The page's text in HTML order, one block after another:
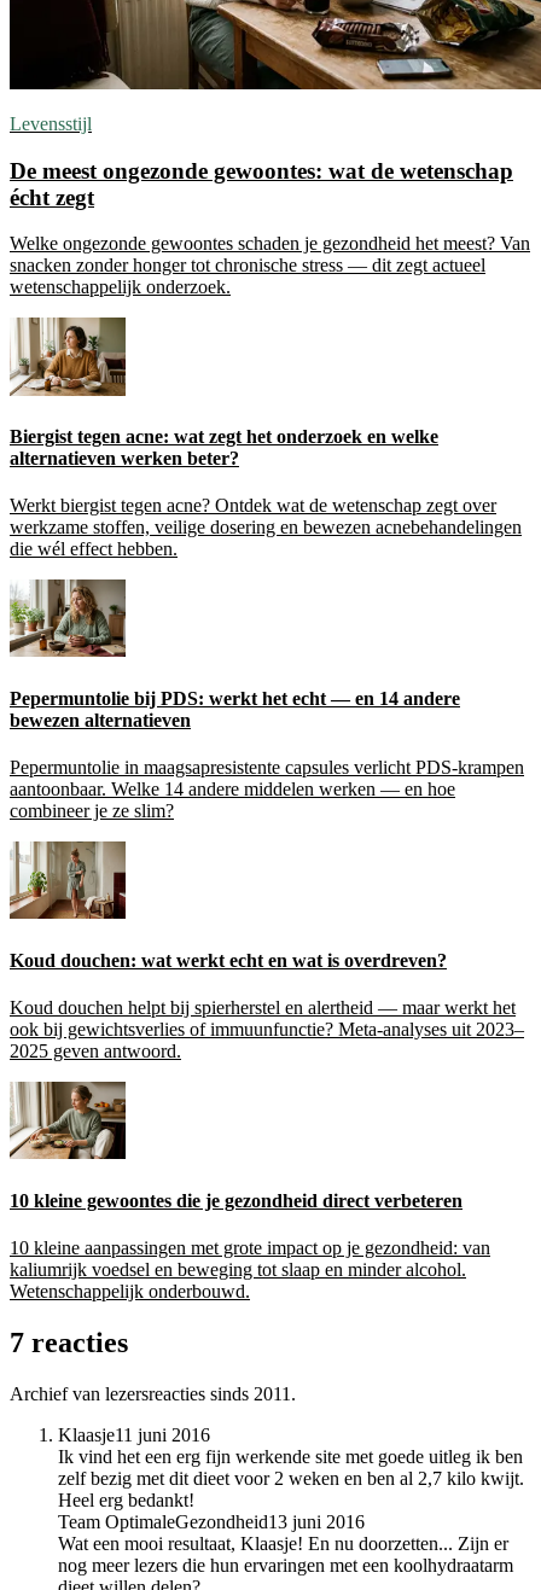
Levensstijl
De meest ongezonde gewoontes: wat de wetenschap
écht zegt
Welke ongezonde gewoontes schaden je gezondheid het meest? Van
snacken zonder honger tot chronische stress — dit zegt actueel
wetenschappelijk onderzoek.
Biergist tegen acne: wat zegt het onderzoek en welke
alternatieven werken beter?
Werkt biergist tegen acne? Ontdek wat de wetenschap zegt over
werkzame stoffen, veilige dosering en bewezen acnebehandelingen
die wél effect hebben.
Pepermuntolie bij PDS: werkt het echt — en 14 andere
bewezen alternatieven
Pepermuntolie in maagsapresistente capsules verlicht PDS-krampen
aantoonbaar. Welke 14 andere middelen werken — en hoe
combineer je ze slim?
Koud douchen: wat werkt echt en wat is overdreven?
Koud douchen helpt bij spierherstel en alertheid — maar werkt het
ook bij gewichtsverlies of immuunfunctie? Meta-analyses uit 2023–
2025 geven antwoord.
10 kleine gewoontes die je gezondheid direct verbeteren
10 kleine aanpassingen met grote impact op je gezondheid: van
kaliumrijk voedsel en beweging tot slaap en minder alcohol.
Wetenschappelijk onderbouwd.
7 reacties
Archief van lezersreacties sinds 2011.
Klaasje11 juni 2016
Ik vind het een erg fijn werkende site met goede uitleg ik ben
zelf bezig met dit dieet voor 2 weken en ben al 2,7 kilo kwijt.
Heel erg bedankt!
Team OptimaleGezondheid13 juni 2016
Wat een mooi resultaat, Klaasje! En nu doorzetten... Zijn er
nog meer lezers die hun ervaringen met een koolhydraatarm